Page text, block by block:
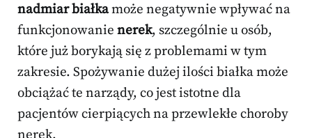
nadmiar białkamoże negatywnie wpływać na
funkcjonowanie nerek, szczególnie u osób,
które już borykają się z problemami w tym
zakresie. Spożywanie dużej ilości białka może
obciążać te narządy, co jest istotne dla
pacjentów cierpiących na przewlekłe choroby
nerek.